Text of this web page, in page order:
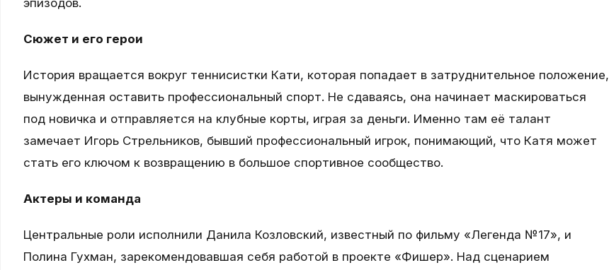
Сюжет и его герои
История вращается вокруг теннисистки Кати, которая попадает в затруднительное положение,
вынужденная оставить профессиональный спорт. Не сдаваясь, она начинает маскироваться
под новичка и отправляется на клубные корты, играя за деньги. Именно там её талант
замечает Игорь Стрельников, бывший профессиональный игрок, понимающий, что Катя может
стать его ключом к возвращению в большое спортивное сообщество.
Актеры и команда
Центральные роли исполнили Данила Козловский, известный по фильму «Легенда №17», и
Полина Гухман, зарекомендовавшая себя работой в проекте «Фишер». Над сценарием